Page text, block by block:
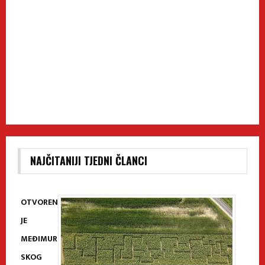
NAJČITANIJI TJEDNI ČLANCI
OTVOREN
JE
MEĐIMUR
SKOG